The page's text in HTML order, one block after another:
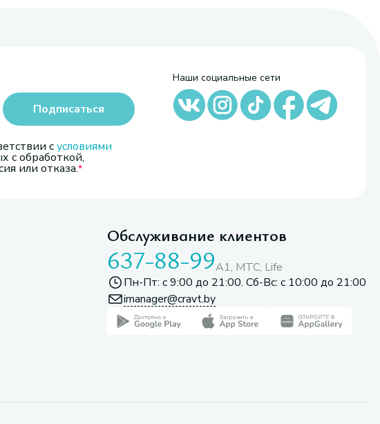
сусловиями
с обработкой,
или отказа.
Подписаться
Наши социальные сети
Обслуживание клиентов
637-88-99A1, МТС, Life
Пн-Пт: с 9:00 до 21:00. Сб-Вс: с 10:00 до 21:00
imanager@cravt.by